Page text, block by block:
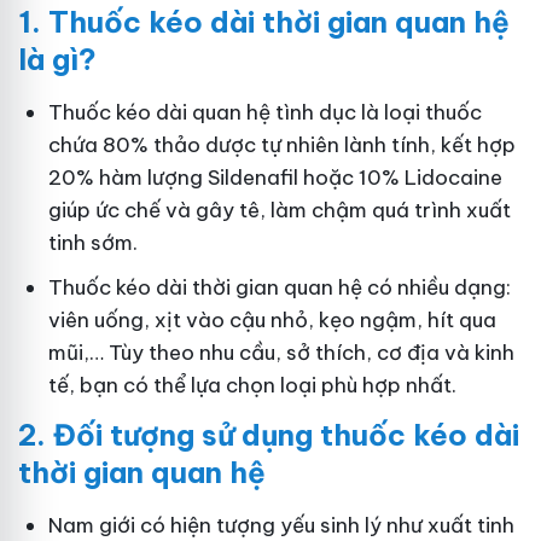
1. Thuốc kéo dài thời gian quan hệ
là gì?
Thuốc kéo dài quan hệ tình dục là loại thuốc
chứa 80% thảo dược tự nhiên lành tính, kết hợp
20% hàm lượng Sildenafil hoặc 10% Lidocaine
giúp ức chế và gây tê, làm chậm quá trình xuất
tinh sớm.
Thuốc kéo dài thời gian quan hệ có nhiều dạng:
viên uống, xịt vào cậu nhỏ, kẹo ngậm, hít qua
mũi,… Tùy theo nhu cầu, sở thích, cơ địa và kinh
tế, bạn có thể lựa chọn loại phù hợp nhất.
2. Đối tượng sử dụng thuốc kéo dài
thời gian quan hệ
Nam giới có hiện tượng yếu sinh lý như xuất tinh